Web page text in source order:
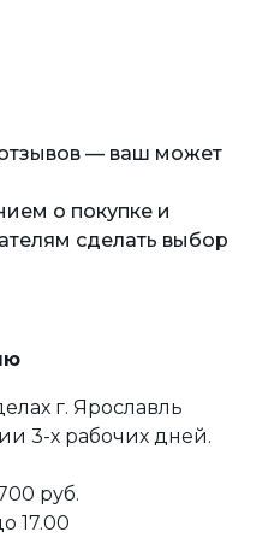
— ваш может
о покупке и
сделать выбор
г. Ярославль
3-х рабочих дней.
руб.
17.00